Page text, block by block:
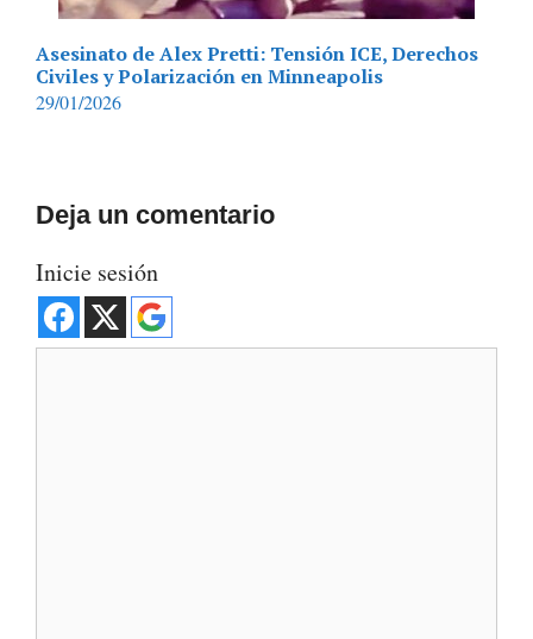
Asesinato de Alex Pretti: Tensión ICE, Derechos
Civiles y Polarización en Minneapolis
29/01/2026
Deja un comentario
Inicie sesión